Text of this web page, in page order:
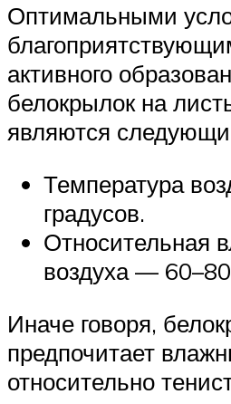
Оптимальными
активного
белокрылок на
являются
Температура
градусов.
Относительная
воздуха —
Иначе говоря,
предпочитает
относительно